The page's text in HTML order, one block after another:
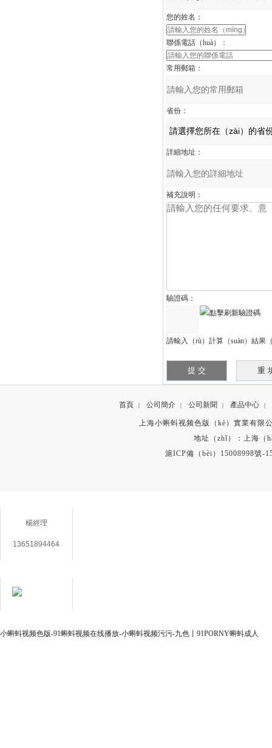
您的姓名：
聯係電話（huà）：
常用郵箱：
省份：
詳細地址：
補充說明：
驗證碼：
請輸入（rù）計算（suàn）結果
首頁 | 公司簡介 | 公司新聞 | 產品中心 |
上海小蝌蚪视频色版（kè）實業有限
地址（zhǐ）：上海（
滬ICP備（bèi）15008998號-
楊經理
13651894464
小蝌蚪视频色版-91蝌蚪视频在线播放-小蝌蚪视频污污-九色丨91PORNY蝌蚪成人